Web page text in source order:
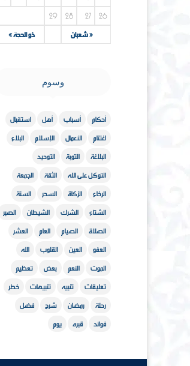
« شعبان ذو الحجة »
26
27
28
29
وسوم
أحكام أسباب أهل
استقبال
اغتنام
الأعمال الإسلام
البلاء
البلاغة
التوبة
التوحيد
التوكل على الله
الثقة
الجمعة
الرخاء
الزكاة السحر
السنة
الشتاء
الشرك الشيطان
الصبر
الصلاة
الصيام العام
العشر
العفو
العين القلوب
الله
الموت
النعم بعض
تعظيم
تعليقات
تنبيه تنبيهات
خطر
رحلة
رمضان شرح
فضل
فوائد
قبره يوم